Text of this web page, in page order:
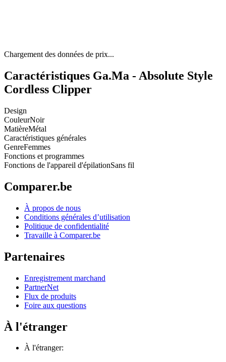
Chargement des données de prix...
Caractéristiques Ga.Ma - Absolute Style
Cordless Clipper
Design
CouleurNoir
MatièreMétal
Caractéristiques générales
GenreFemmes
Fonctions et programmes
Fonctions de l'appareil d'épilationSans fil
Comparer.be
À propos de nous
Conditions générales d’utilisation
Politique de confidentialité
Travaille à Comparer.be
Partenaires
Enregistrement marchand
PartnerNet
Flux de produits
Foire aux questions
À l'étranger
À l'étranger: